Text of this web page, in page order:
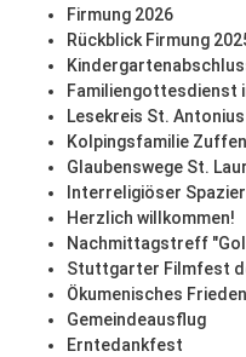
Firmung 2026
Rückblick Firmung
Familiengottesdienst
Lesekreis St. Antonius
Kolpingsfamilie
Glaubenswege St.
Interreligiöser
Herzlich willkommen!
Nachmittagstreff
Stuttgarter Filmfest
Ökumenisches
Gemeindeausflug
Erntedankfest